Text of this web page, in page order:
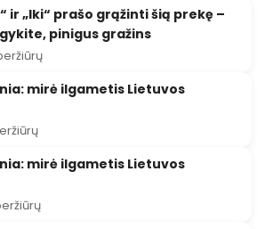
ir „Iki“ prašo grąžinti šią prekę –
pinigus gražins
mirė ilgametis Lietuvos
mirė ilgametis Lietuvos